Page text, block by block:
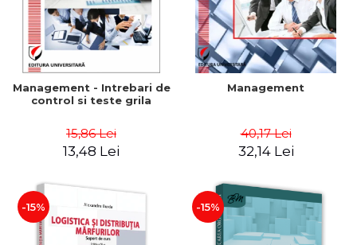
Management - Intrebari de
control si teste grila
15,86 Lei
13,48 Lei
Management
40,17 Lei
32,14 Lei
-15% -15%